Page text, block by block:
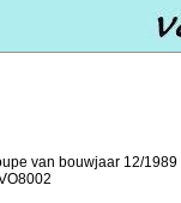
van bouwjaar 12/1989